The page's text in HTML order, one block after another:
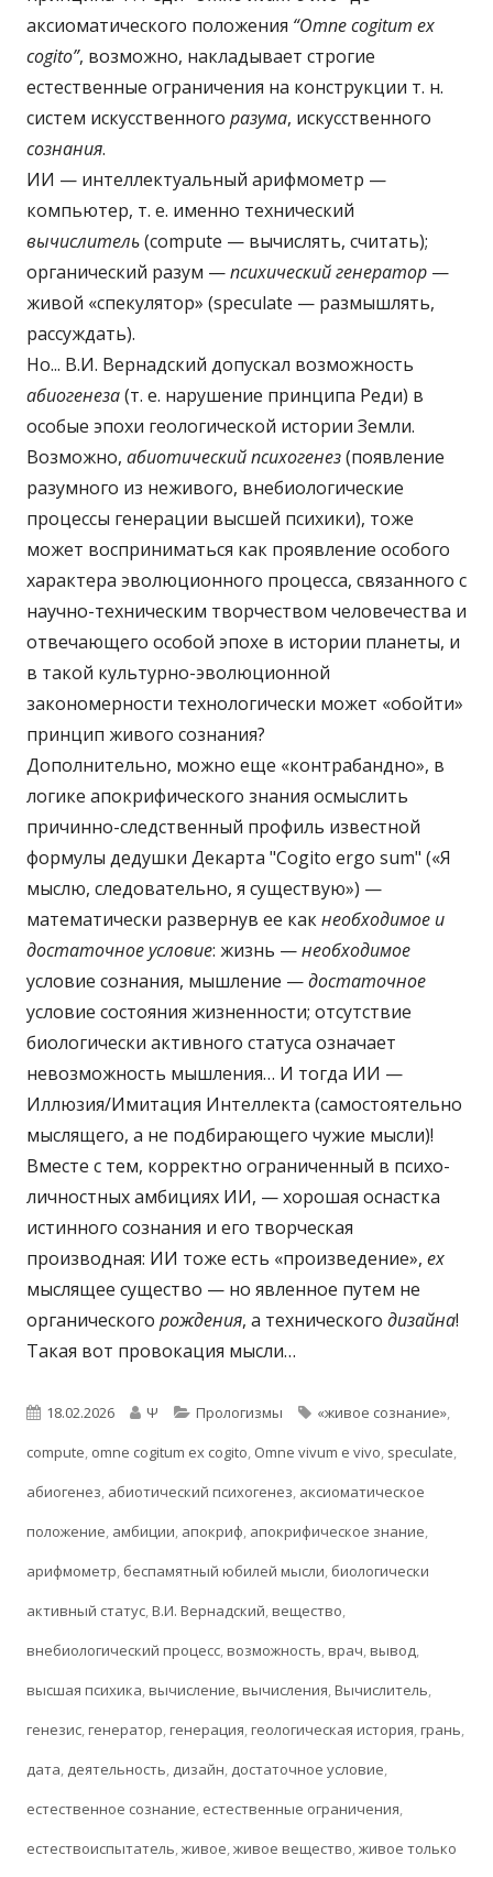
аксиоматического положения “Omnecogitum ex
cogito”, возможно, накладывает строгие
естественные ограничения на конструкции т. н.
систем искусственного разума, искусственного
сознания.
ИИ — интеллектуальный арифмометр —
компьютер, т. е. именно технический
вычислитель(compute — вычислять, считать);
органический разум —психический генератор —
живой «спекулятор» (speculate — размышлять,
рассуждать).
Но... В.И. Вернадский допускал возможность
абиогенеза(т. е. нарушение принципа Реди) в
особые эпохи геологической истории Земли.
Возможно, абиотический психогенез(появление
разумного из неживого, внебиологические
процессы генерации высшей психики), тоже
может восприниматься как проявление особого
характера эволюционного процесса, связанного с
научно-техническим творчеством человечества и
отвечающего особой эпохе в истории планеты, и
в такой культурно-эволюционной
закономерности технологически может «обойти»
принцип живого сознания?
Дополнительно, можно еще «контрабандно», в
логике апокрифического знания осмыслить
причинно-следственный профиль известной
формулы дедушки Декарта "Cogito ergo sum" («Я
мыслю, следовательно, я существую») —
математически развернув ее какнеобходимое и
достаточное условие: жизнь —необходимое
условие сознания, мышление —достаточное
условие состояния жизненности; отсутствие
биологически активного статуса означает
невозможность мышления… И тогда ИИ —
Иллюзия/Имитация Интеллекта (самостоятельно
мыслящего, а не подбирающего чужие мысли)!
Вместе с тем, корректно ограниченный в психо-
личностных амбициях ИИ, — хорошая оснастка
истинного сознания и его творческая
производная: ИИ тоже есть «произведение», ex
мыслящее существо — но явленное путем не
органического рождения, а технического дизайна!
Такая вот провокация мысли…
Опубликовано
18.02.2026 Автор
Ψ Рубрики
Прологизмы Метки
«живое сознание»,
compute, omne cogitum ex cogito, Omne vivum e vivo, speculate,
абиогенез, абиотический психогенез, аксиоматическое
положение, амбиции, апокриф, апокрифическое знание,
арифмометр, беспамятный юбилей мысли, биологически
активный статус,В.И. Вернадский,вещество,
внебиологический процесс,возможность,врач,вывод,
высшая психика,вычисление,вычисления,Вычислитель,
генезис,генератор,генерация,геологическая история,грань,
дата, деятельность, дизайн, достаточное условие,
естественное сознание, естественные ограничения,
естествоиспытатель,живое,живое вещество,живое только